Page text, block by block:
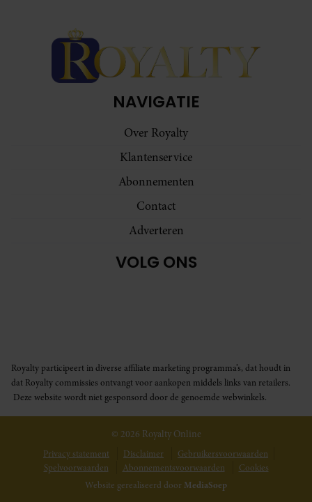
NAVIGATIE
Over Royalty
Klantenservice
Abonnementen
Contact
Adverteren
VOLG ONS
Royalty participeert in diverse affiliate marketing programma’s, dat houdt in
dat Royalty commissies ontvangt voor aankopen middels links van retailers.
Deze website wordt niet gesponsord door de genoemde webwinkels.
© 2026 Royalty Online
Privacy statement Disclaimer
Gebruikersvoorwaarden
Spelvoorwaarden
Abonnementsvoorwaarden
Cookies
Website gerealiseerd door MediaSoep